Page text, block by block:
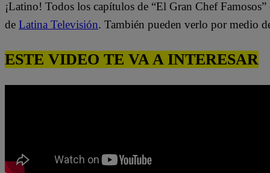
¡Latino! Todos los capítulos de “El Gran Chef
de Latina Televisión. También pueden verlo por medio
ESTE VIDEO TE VA A INTERESAR